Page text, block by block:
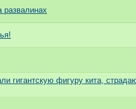
гигантскую фигуру кита,